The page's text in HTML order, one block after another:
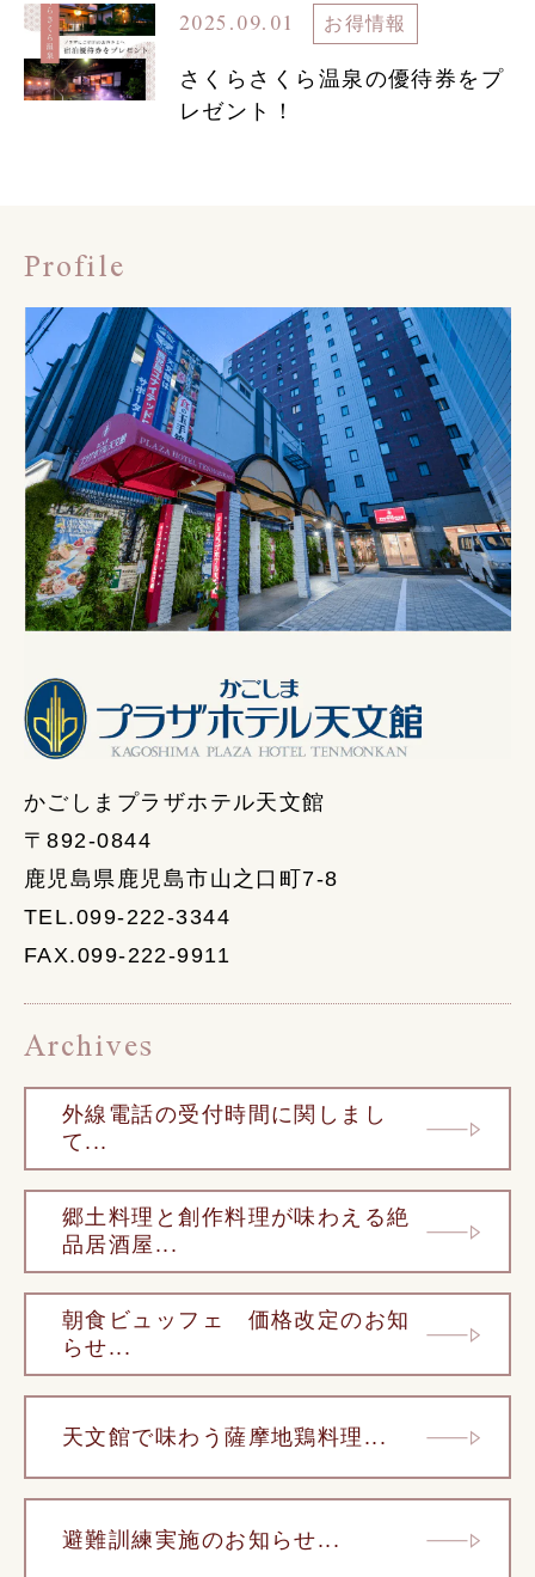
2025.09.01 お得情報
さくらさくら温泉の優待券をプ
レゼント！
Profile
かごしまプラザホテル天文館
〒892-0844
鹿児島県鹿児島市山之口町7-8
TEL.099-222-3344
FAX.099-222-9911
Archives
外線電話の受付時間に関しまし
て...
郷土料理と創作料理が味わえる絶
品居酒屋...
朝食ビュッフェ 価格改定のお知
らせ...
天文館で味わう薩摩地鶏料理...
避難訓練実施のお知らせ...